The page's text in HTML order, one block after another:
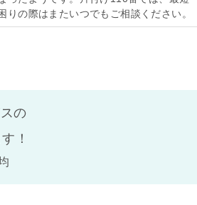
の際はまたいつでもご相談ください。
の
！